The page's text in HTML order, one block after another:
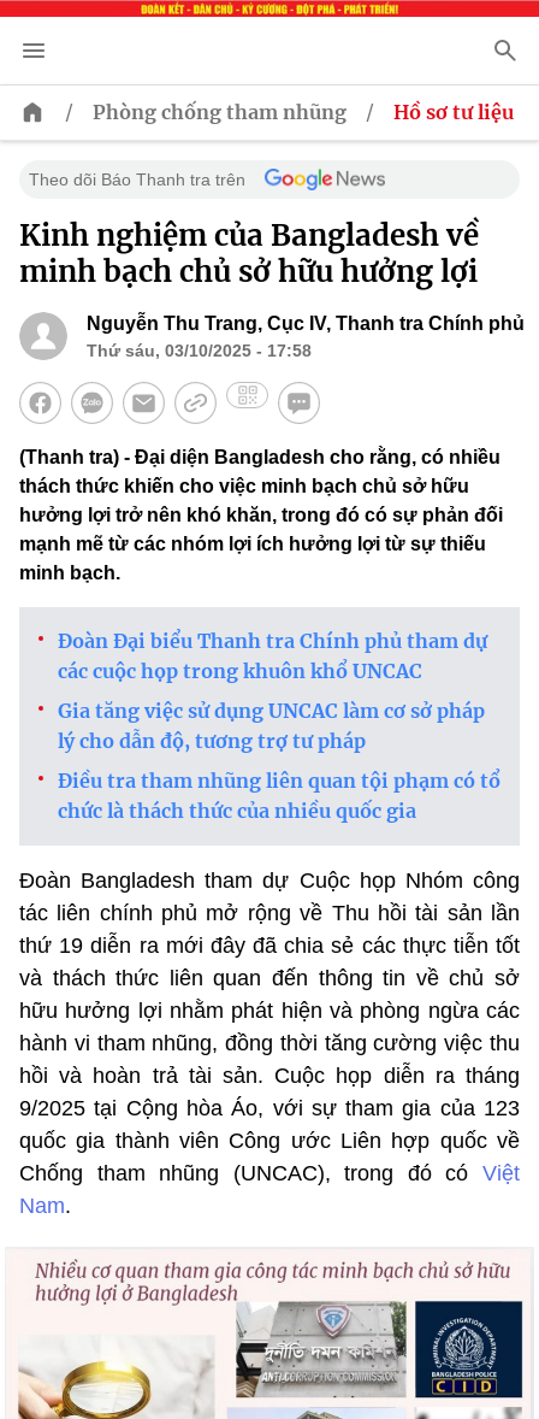
/ Phòng chống tham nhũng / Hồ sơ tư liệu
Theo dõi Báo Thanh tra trên
Kinh nghiệm của Bangladesh về
minh bạch chủ sở hữu hưởng lợi
Nguyễn Thu Trang, Cục IV, Thanh tra Chính phủ
Thứ sáu, 03/10/2025 - 17:58
(Thanh tra) - Đại diện Bangladesh cho rằng, có nhiều
thách thức khiến cho việc minh bạch chủ sở hữu
hưởng lợi trở nên khó khăn, trong đó có sự phản đối
mạnh mẽ từ các nhóm lợi ích hưởng lợi từ sự thiếu
minh bạch.
Đoàn Đại biểu Thanh tra Chính phủ tham dự
các cuộc họp trong khuôn khổ UNCAC
Gia tăng việc sử dụng UNCAC làm cơ sở pháp
lý cho dẫn độ, tương trợ tư pháp
Điều tra tham nhũng liên quan tội phạm có tổ
chức là thách thức của nhiều quốc gia
Đoàn Bangladesh tham dự Cuộc họp Nhóm công
tác liên chính phủ mở rộng về Thu hồi tài sản lần
thứ 19 diễn ra mới đây đã chia sẻ các thực tiễn tốt
và thách thức liên quan đến thông tin về chủ sở
hữu hưởng lợi nhằm phát hiện và phòng ngừa các
hành vi tham nhũng, đồng thời tăng cường việc thu
hồi và hoàn trả tài sản. Cuộc họp diễn ra tháng
9/2025 tại Cộng hòa Áo, với sự tham gia của 123
quốc gia thành viên Công ước Liên hợp quốc về
Chống tham nhũng (UNCAC), trong đó có Việt
Nam.